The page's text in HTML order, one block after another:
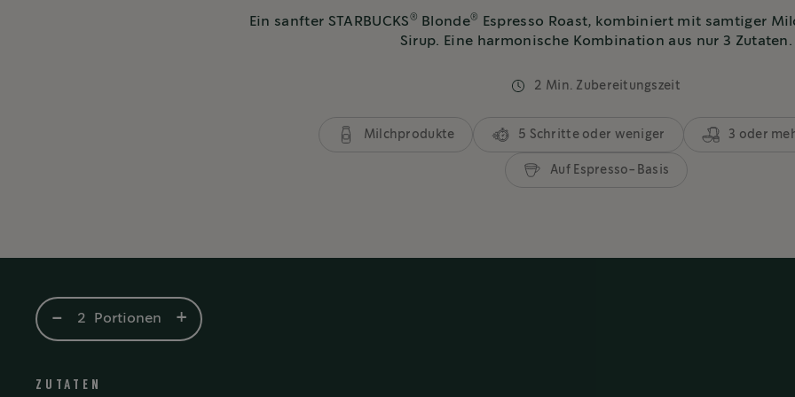
Ein sanfter STARBUCKS ® Blonde®
Espresso Roast, kombiniert mit samtiger
Sirup. Eine harmonische Kombination aus nur 3 Zutaten.
2 Min. Zubereitungszeit
Milchprodukte 5 Schritte oder weniger 3 oder
Auf Espresso-Basis
- 2 Portionen +
ZUTATEN